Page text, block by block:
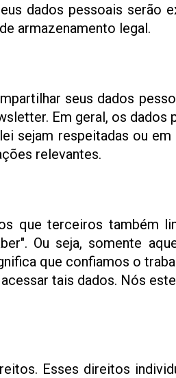
dados pessoais serão
armazenamento legal.
seus dados
Em geral, os dados
sejam respeitadas ou em
relevantes.
que terceiros também
Ou seja, somente
que confiamos o
tais dados. Nós
Esses direitos